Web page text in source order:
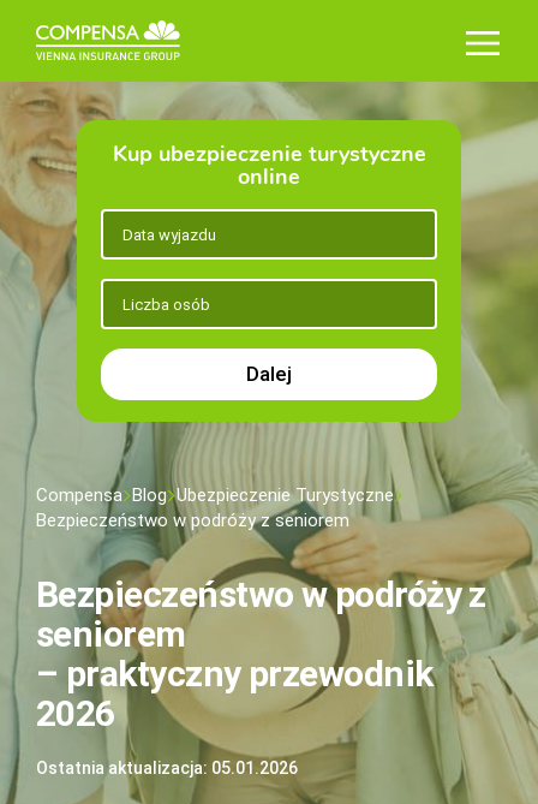
Kup ubezpieczenie turystyczne
online
Dalej
Compensa Blog Ubezpieczenie Turystyczne
Bezpieczeństwo w podróży z seniorem
Bezpieczeństwo w podróży z
seniorem
– praktyczny przewodnik
2026
Ostatnia aktualizacja: 05.01.2026